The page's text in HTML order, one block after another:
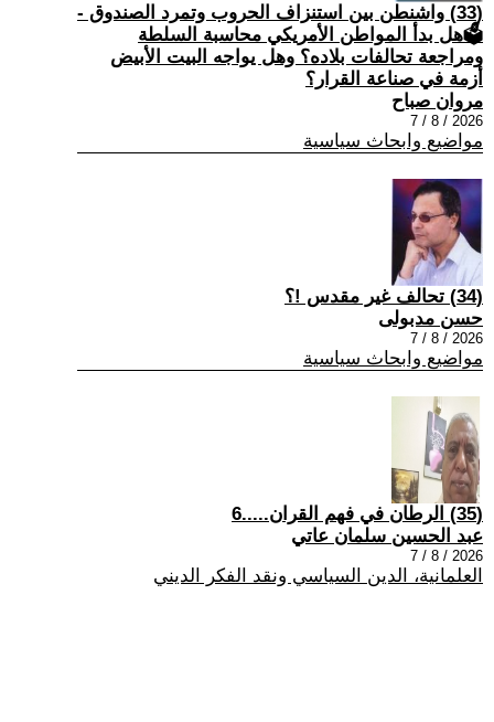
(33) واشنطن بين استنزاف الحروب وتمرد الصندوق -
🗳هل بدأ المواطن الأمريكي محاسبة السلطة
ومراجعة تحالفات بلاده؟ وهل يواجه البيت الأبيض
أزمة في صناعة القرار؟
مروان صباح
2026 / 8 / 7
مواضيع وابحاث سياسية
(34) تحالف غير مقدس !؟
حسن مدبولى
2026 / 8 / 7
مواضيع وابحاث سياسية
(35) الرطان في فهم القران.....6
عبد الحسين سلمان عاتي
2026 / 8 / 7
العلمانية، الدين السياسي ونقد الفكر الديني